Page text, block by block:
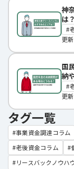
神
は
更
国
納
更
タグ一覧
事業資金調達コラム
老後資金コラム
リースバックノウハ